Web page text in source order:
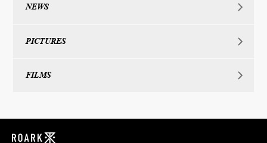
NEWS
PICTURES
FILMS